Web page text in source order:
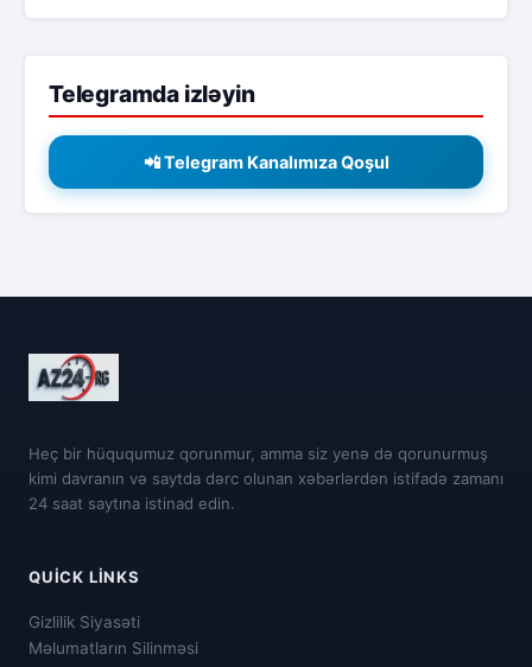
Telegramda izləyin
📲 Telegram Kanalımıza Qoşul
Heç bir hüququmuz qorunmur, amma siz yenə də qorunurmuş
kimi davranın və saytda dərc olunan xəbərlərdən istifadə zamanı
24 saat saytına istinad edin.
QUICK LINKS
Gizlilik Siyasəti
Məlumatların Silinməsi